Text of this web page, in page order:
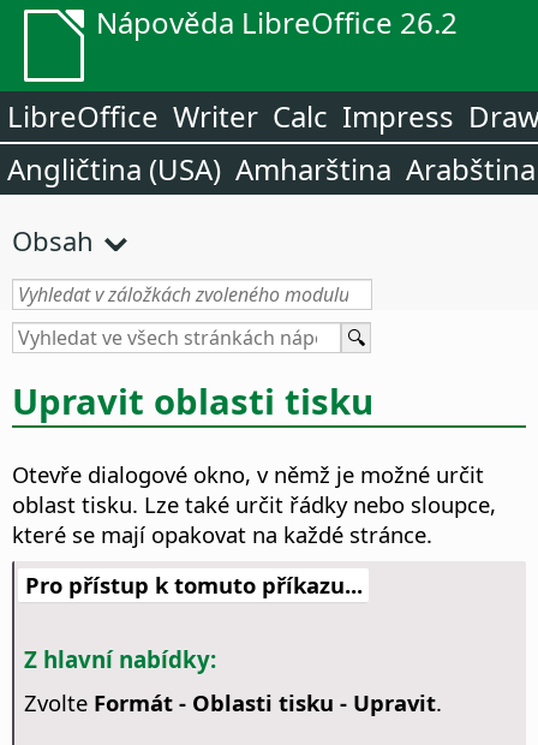
Nápověda LibreOffice 26.2
LibreOffice Writer Calc Impress
Angličtina (USA) Amharština Arabština
Obsah
Upravit oblasti tisku
Otevře dialogové okno, v němž je možné určit
oblast tisku. Lze také určit řádky nebo sloupce,
které se mají opakovat na každé stránce.
Pro přístup k tomuto příkazu...
Z hlavní nabídky:
Zvolte Formát - Oblasti tisku - Upravit.